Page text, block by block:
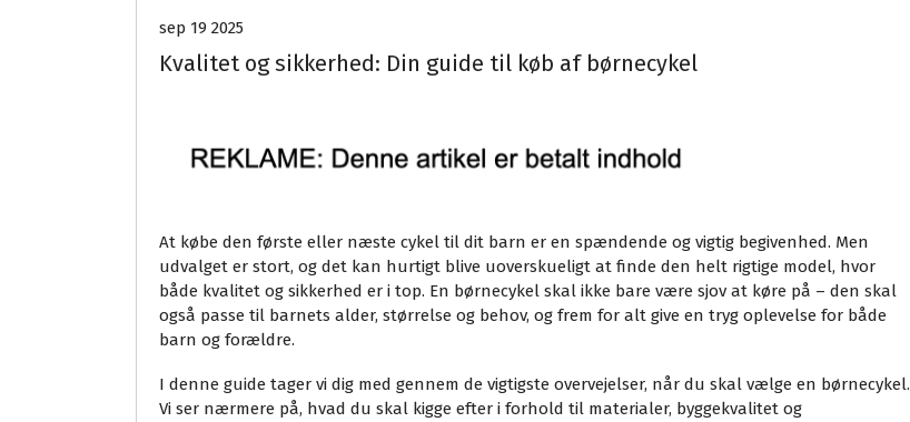
sep 19 2025
Kvalitet og sikkerhed: Din guide til køb af børnecykel
At købe den første eller næste cykel til dit barn er en spændende og vigtig begivenhed. Men
udvalget er stort, og det kan hurtigt blive uoverskueligt at finde den helt rigtige model, hvor
både kvalitet og sikkerhed er i top. En børnecykel skal ikke bare være sjov at køre på – den skal
også passe til barnets alder, størrelse og behov, og frem for alt give en tryg oplevelse for både
barn og forældre.
I denne guide tager vi dig med gennem de vigtigste overvejelser, når du skal vælge en børnecykel.
Vi ser nærmere på, hvad du skal kigge efter i forhold til materialer, byggekvalitet og